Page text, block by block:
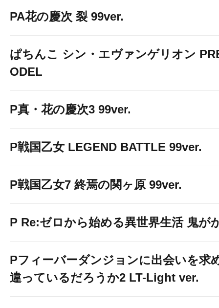
PA花の慶次 裂 99ver.
ぱちんこ シン・エヴァンゲリオン
ODEL
P真・花の慶次3 99ver.
P戦国乙女 LEGEND BATTLE 99ver.
P戦国乙女7 終焉の関ヶ原 99ver.
P Re:ゼロから始める異世界生活 鬼が
Pフィーバーダンジョンに出会いを求
違っているだろうか2 LT-Light ver.